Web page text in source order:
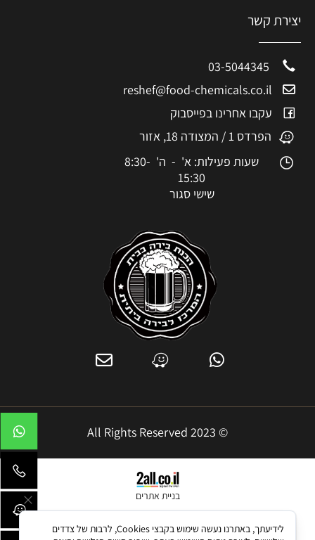
יצירת קשר
reshef@food-chemicals.co.il
עקבו אחרינו בפייסבוק
הפרדס 1 / המצודה 18, אזור
שעות פעילות: א' - ה' 8:30-
15:30
שישי סגור
© 2023 All Rights Reserved
בניית אתרים
לידיעתך, באתרנו נעשה שימוש בקבצי Cookies, לרבות של צדדים